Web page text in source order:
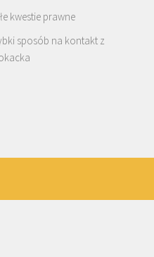
kwestie prawne
sposób na kontakt z